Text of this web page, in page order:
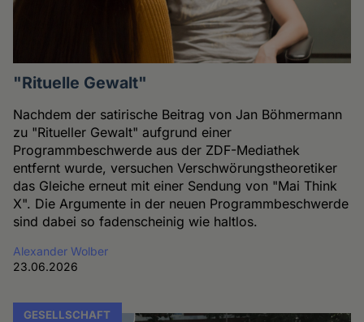
"Rituelle Gewalt"
Nachdem der satirische Beitrag von Jan Böhmermann
zu "Ritueller Gewalt" aufgrund einer
Programmbeschwerde aus der ZDF-Mediathek
entfernt wurde, versuchen Verschwörungstheoretiker
das Gleiche erneut mit einer Sendung von "Mai Think
X". Die Argumente in der neuen Programmbeschwerde
sind dabei so fadenscheinig wie haltlos.
Alexander Wolber
23.06.2026
GESELLSCHAFT